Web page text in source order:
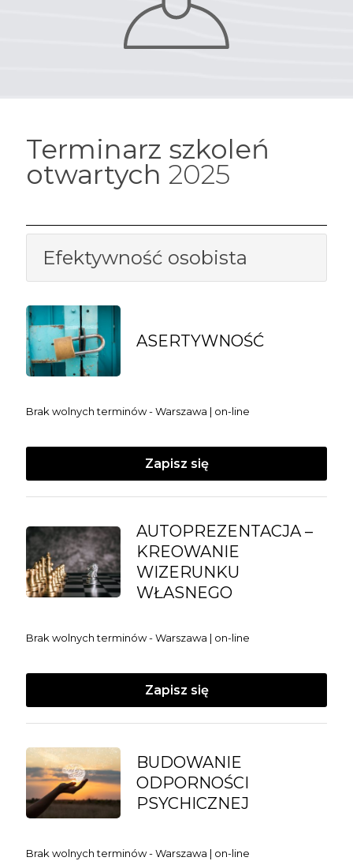
Terminarz szkoleń
otwartych 2025
Efektywność osobista
ASERTYWNOŚĆ
Brak wolnych terminów - Warszawa | on-line
Zapisz się
AUTOPREZENTACJA –
KREOWANIE
WIZERUNKU
WŁASNEGO
Brak wolnych terminów - Warszawa | on-line
Zapisz się
BUDOWANIE
ODPORNOŚCI
PSYCHICZNEJ
Brak wolnych terminów - Warszawa | on-line